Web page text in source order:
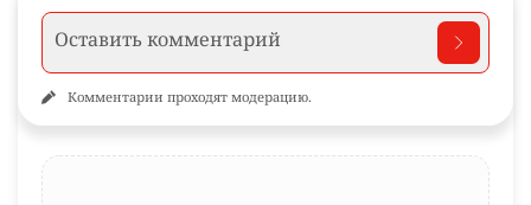
Комментарии проходят модерацию.